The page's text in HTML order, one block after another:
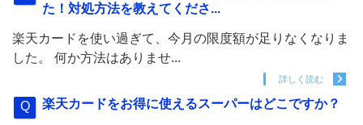
た！対処方法を教えてくださ...
楽天カードを使い過ぎて、今月の限度額が足りなくなりま
した。 何か方法はありませ...
詳しく読む
楽天カードをお得に使えるスーパーはどこですか？